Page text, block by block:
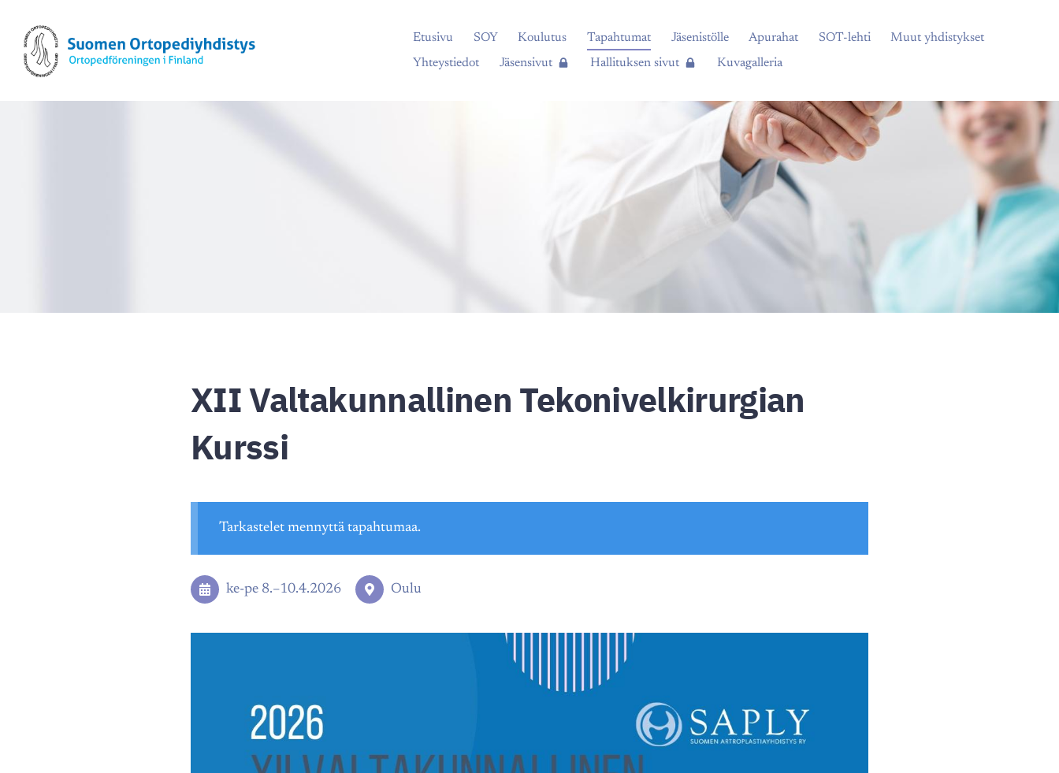
sivun
sisältöön
Suomen Ortopediyhdistys ry
Etusivu SOY Koulutus Tapahtumat Jäsenistölle Apurahat SOT-lehti
Muut yhdistykset
Yhteystiedot
Jäsensivut Hallituksen sivut Kuvagalleria
XII Valtakunnallinen Tekonivelkirurgian
Kurssi
Tarkastelet mennyttä tapahtumaa.
ke-pe 8.–10.4.2026 Oulu